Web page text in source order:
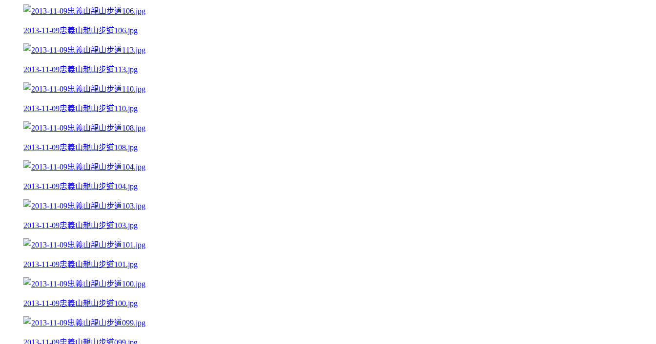
2013-11-09忠義山親山步道106.jpg
2013-11-09忠義山親山步道113.jpg
2013-11-09忠義山親山步道110.jpg
2013-11-09忠義山親山步道108.jpg
2013-11-09忠義山親山步道104.jpg
2013-11-09忠義山親山步道103.jpg
2013-11-09忠義山親山步道101.jpg
2013-11-09忠義山親山步道100.jpg
2013-11-09忠義山親山步道099.jpg